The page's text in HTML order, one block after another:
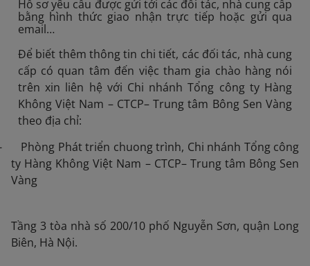
Hồ sơ yêu cầu được gửi tới các đối tác, nhà cung cấp
bằng hình thức giao nhận trực tiếp hoặc gửi qua
email…
Để biết thêm thông tin chi tiết, các đối tác, nhà cung
cấp có quan tâm đến việc tham gia chào hàng nói
trên xin liên hệ với Chi nhánh Tổng công ty Hàng
Không Việt Nam – CTCP– Trung tâm Bông Sen Vàng
theo địa chỉ:
Phòng Phát triển chuong trình, Chi nhánh Tổng công
ty Hàng Không Việt Nam – CTCP– Trung tâm Bông Sen
Vàng
Tầng 3 tòa nhà số 200/10 phố Nguyễn Sơn, quận Long
Biên, Hà Nội.